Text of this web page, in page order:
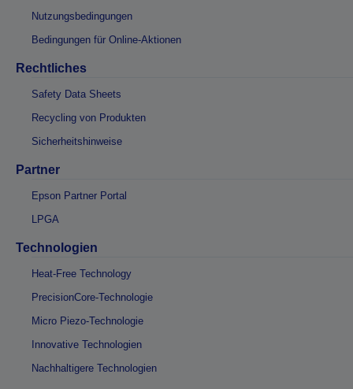
Nutzungsbedingungen
Bedingungen für Online-Aktionen
Rechtliches
Safety Data Sheets
Recycling von Produkten
Sicherheitshinweise
Partner
Epson Partner Portal
LPGA
Technologien
Heat-Free Technology
PrecisionCore-Technologie
Micro Piezo-Technologie
Innovative Technologien
Nachhaltigere Technologien